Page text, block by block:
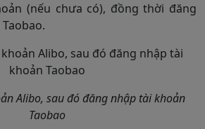
(nếu chưa có), đồng thời đăng
Alibo, sau đó đăng nhập tài khoản
Taobao